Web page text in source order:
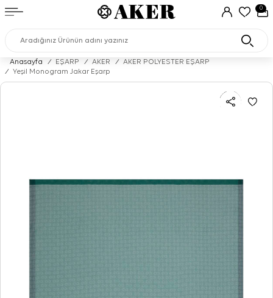
0
Anasayfa / EŞARP / AKER /
AKER POLYESTER EŞARP
/
Yeşil Monogram Jakar Eşarp